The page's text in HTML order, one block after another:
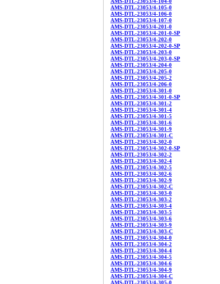
AMS-DTL-23053/4-105-0
AMS-DTL-23053/4-106-0
AMS-DTL-23053/4-107-0
AMS-DTL-23053/4-201-0
AMS-DTL-23053/4-201-0-SP
AMS-DTL-23053/4-202-0
AMS-DTL-23053/4-202-0-SP
AMS-DTL-23053/4-203-0
AMS-DTL-23053/4-203-0-SP
AMS-DTL-23053/4-204-0
AMS-DTL-23053/4-205-0
AMS-DTL-23053/4-205-2
AMS-DTL-23053/4-206-0
AMS-DTL-23053/4-301-0
AMS-DTL-23053/4-301-0-SP
AMS-DTL-23053/4-301-2
AMS-DTL-23053/4-301-4
AMS-DTL-23053/4-301-5
AMS-DTL-23053/4-301-6
AMS-DTL-23053/4-301-9
AMS-DTL-23053/4-301-C
AMS-DTL-23053/4-302-0
AMS-DTL-23053/4-302-0-SP
AMS-DTL-23053/4-302-2
AMS-DTL-23053/4-302-4
AMS-DTL-23053/4-302-5
AMS-DTL-23053/4-302-6
AMS-DTL-23053/4-302-9
AMS-DTL-23053/4-302-C
AMS-DTL-23053/4-303-0
AMS-DTL-23053/4-303-2
AMS-DTL-23053/4-303-4
AMS-DTL-23053/4-303-5
AMS-DTL-23053/4-303-6
AMS-DTL-23053/4-303-9
AMS-DTL-23053/4-303-C
AMS-DTL-23053/4-304-0
AMS-DTL-23053/4-304-2
AMS-DTL-23053/4-304-4
AMS-DTL-23053/4-304-5
AMS-DTL-23053/4-304-6
AMS-DTL-23053/4-304-9
AMS-DTL-23053/4-304-C
AMS-DTL-23053/4-305-0